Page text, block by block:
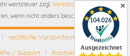
✕
zzgl. Versandkosten
wenn nicht anders beschrieben
rechtliche Vorabinformationen
/ Support Kontakt